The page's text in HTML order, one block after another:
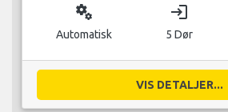
miscellaneous_services
Automatisk
login
5 Dør
VIS DETALJER...